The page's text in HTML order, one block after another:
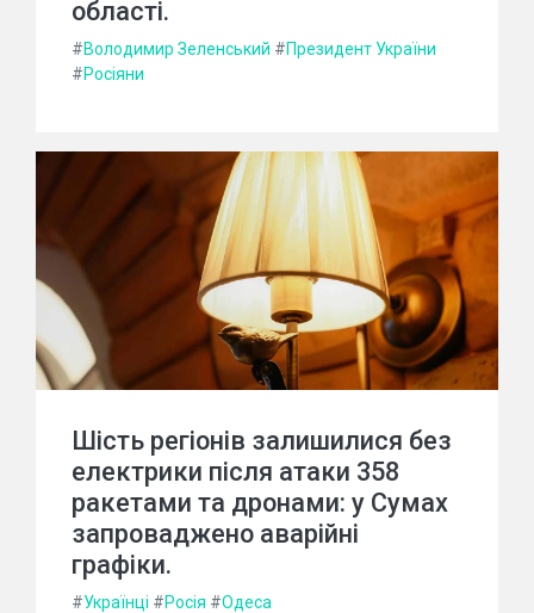
області.
#Володимир Зеленський #Президент України
#Росіяни
Шість регіонів залишилися без
електрики після атаки 358
ракетами та дронами: у Сумах
запроваджено аварійні
графіки.
#Українці #Росія #Одеса